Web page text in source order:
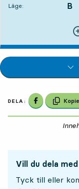
Läge:
LÄGE, B
,
DELA: Dela på
Vill du dela
Tyck till eller